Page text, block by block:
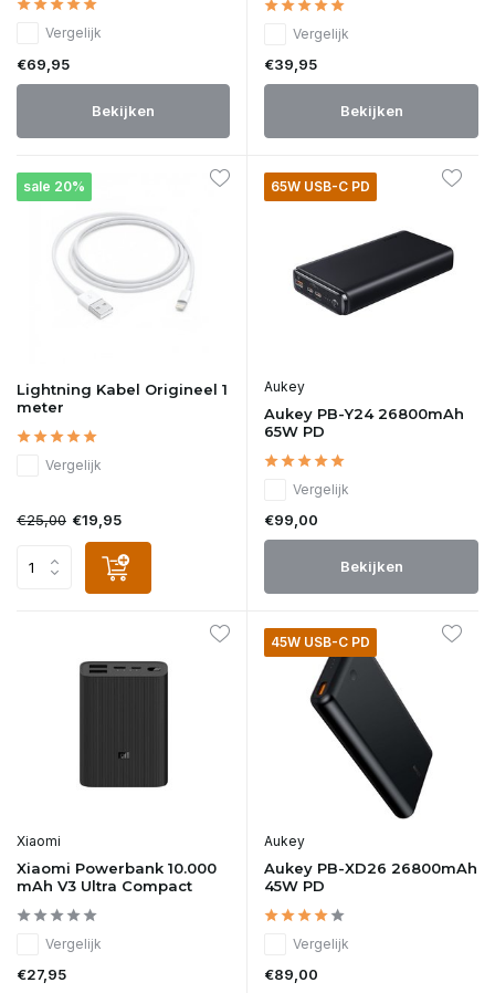
Vergelijk
€69,95
Bekijken
Vergelijk
€39,95
Bekijken
sale 20%
Lightning Kabel Origineel 1
meter
Vergelijk
€25,00 €19,95
65W USB-C PD
Aukey
Aukey PB-Y24 26800mAh
65W PD
Vergelijk
€99,00
Bekijken
Xiaomi
Xiaomi Powerbank 10.000
mAh V3 Ultra Compact
Vergelijk
€27,95
45W USB-C PD
Aukey
Aukey PB-XD26 26800mAh
45W PD
Vergelijk
€89,00